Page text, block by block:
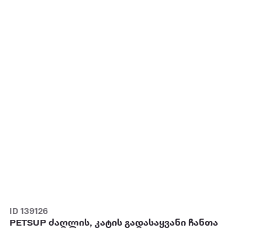
ID 139126
PETSUP ძაღლის, კატის გადასაყვანი ჩანთა